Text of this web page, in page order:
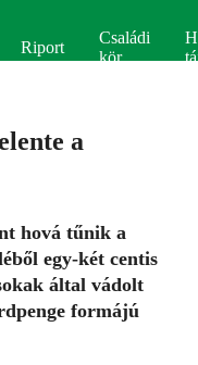
Riport
Családi
kör
a
hová tűnik a
egy-két centis
által vádolt
formájú